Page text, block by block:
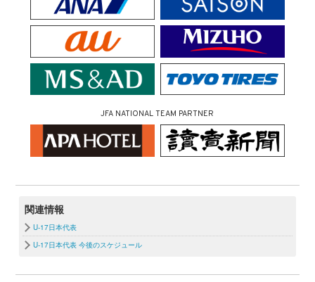
JFA NATIONAL TEAM PARTNER
関連情報
U-17日本代表
U-17日本代表 今後のスケジュール